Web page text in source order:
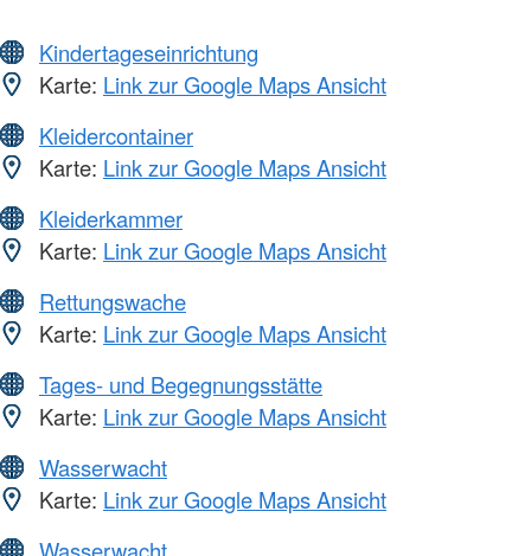
Kindertageseinrichtung
Karte: Link zur Google Maps Ansicht
Kleidercontainer
Karte: Link zur Google Maps Ansicht
Kleiderkammer
Karte: Link zur Google Maps Ansicht
Rettungswache
Karte: Link zur Google Maps Ansicht
Tages- und Begegnungsstätte
Karte: Link zur Google Maps Ansicht
Wasserwacht
Karte: Link zur Google Maps Ansicht